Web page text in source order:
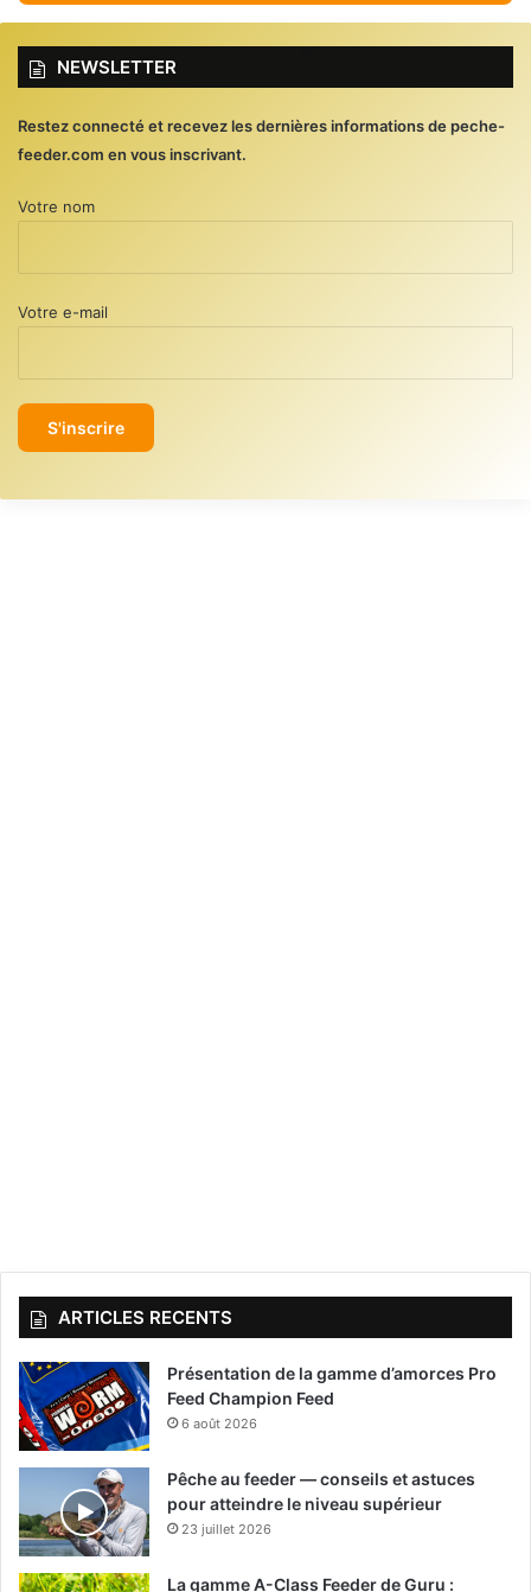
NEWSLETTER
Restez connecté et recevez les dernières informations de peche-
feeder.com en vous inscrivant.
Votre nom
Votre e-mail
ARTICLES RECENTS
Présentation de la gamme d’amorces Pro
Feed Champion Feed
6 août 2026
Pêche au feeder — conseils et astuces
pour atteindre le niveau supérieur
23 juillet 2026
La gamme A-Class Feeder de Guru :